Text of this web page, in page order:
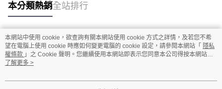
本分類熱銷全站排行
熱門標籤
本網站中使用 cookie，欲查詢有關本網站使用 cookie 方式之詳情，及若您不希
望在電腦上使用 cookie 時應如何變更電腦的 cookie 設定，請參閱本網站「 隱私
權條款 」之 Cookie 聲明。您繼續使用本網站即表示您同意本公司得按本網站使
用條款之 Cookie 聲明使用 cookie。
了解更多 >